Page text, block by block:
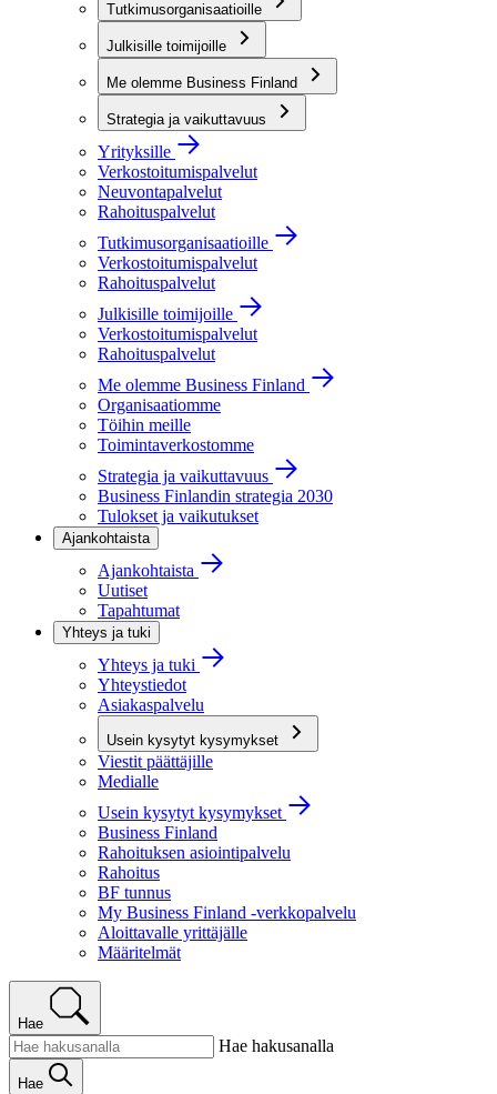
Tutkimusorganisaatioille
Julkisille toimijoille
Me olemme Business Finland
Strategia ja vaikuttavuus
Yrityksille
Verkostoitumispalvelut
Neuvontapalvelut
Rahoituspalvelut
Tutkimusorganisaatioille
Verkostoitumispalvelut
Rahoituspalvelut
Julkisille toimijoille
Verkostoitumispalvelut
Rahoituspalvelut
Me olemme Business Finland
Organisaatiomme
Töihin meille
Toimintaverkostomme
Strategia ja vaikuttavuus
Business Finlandin strategia 2030
Tulokset ja vaikutukset
Ajankohtaista
Ajankohtaista
Uutiset
Tapahtumat
Yhteys ja tuki
Yhteys ja tuki
Yhteystiedot
Asiakaspalvelu
Usein kysytyt kysymykset
Viestit päättäjille
Medialle
Usein kysytyt kysymykset
Business Finland
Rahoituksen asiointipalvelu
Rahoitus
BF tunnus
My Business Finland -verkkopalvelu
Aloittavalle yrittäjälle
Määritelmät
Hae
Hae hakusanalla
Hae